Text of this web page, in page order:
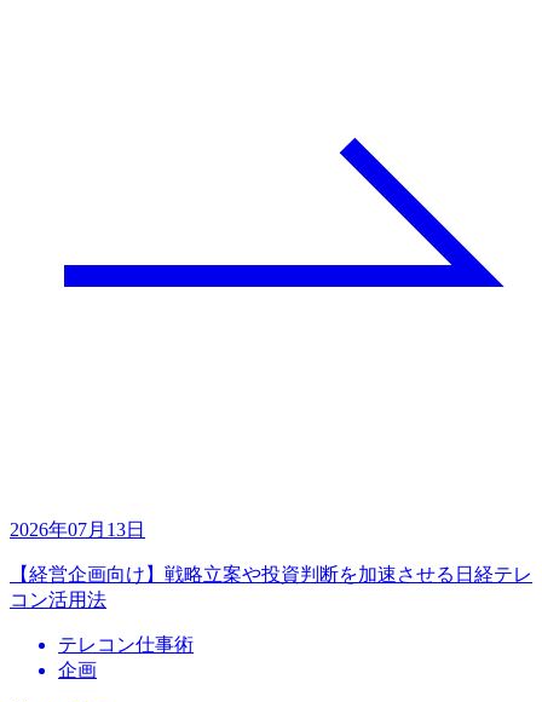
2026年07月13日
【経営企画向け】戦略立案や投資判断を加速させる日経テレ
コン活用法
テレコン仕事術
企画